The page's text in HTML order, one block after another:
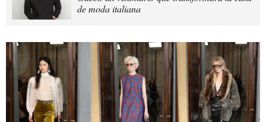
de moda italiana